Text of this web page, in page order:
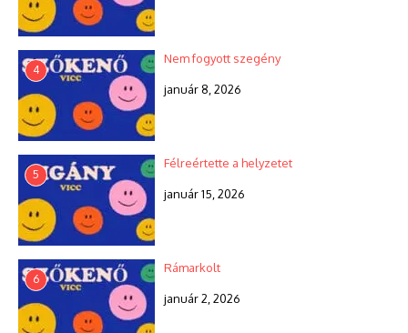
4
Nem fogyott szegény
január 8, 2026
5
Félreértette a helyzetet
január 15, 2026
6
Rámarkolt
január 2, 2026